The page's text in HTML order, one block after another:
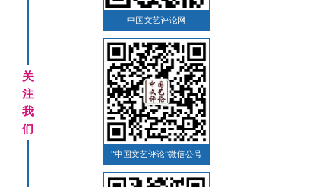
关
注
我
们
中国文艺评论网
“中国文艺评论”微信公号